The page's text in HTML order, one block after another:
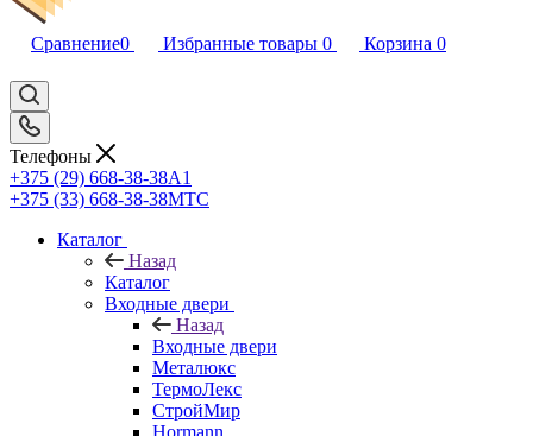
Сравнение0 Избранные товары 0 Корзина 0
Телефоны
+375 (29) 668-38-38A1
+375 (33) 668-38-38МТС
Каталог
Назад
Каталог
Входные двери
Назад
Входные двери
Металюкс
ТермоЛекс
СтройМир
Hormann